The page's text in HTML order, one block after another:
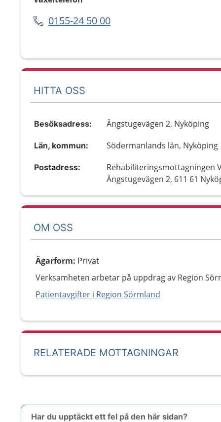
0155-24 50 00
HITTA OSS
Besöksadress: Ängstugevägen 2, Nyköping
Län, kommun: Södermanlands län, Nyköping
Postadress:
Rehabiliteringsmottagningen
Ängstugevägen 2, 611 61
OM OSS
Ägarform: Privat
Verksamheten arbetar på uppdrag av Region
Patientavgifter i Region Sörmland
RELATERADE MOTTAGNINGAR
Har du upptäckt ett fel på den här sidan?